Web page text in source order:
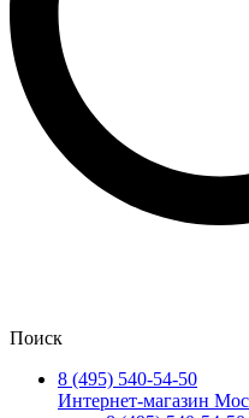
Поиск
8 (495) 540-54-50
Интернет-магазин